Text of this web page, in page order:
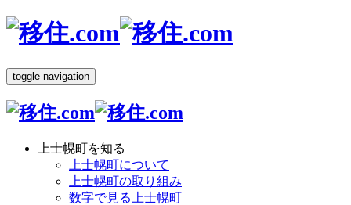
toggle navigation
上士幌町を知る
上士幌町について
上士幌町の取り組み
数字で見る上士幌町